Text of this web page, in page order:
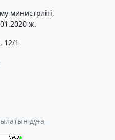
министрлігі,
ж.
12/1
дұға